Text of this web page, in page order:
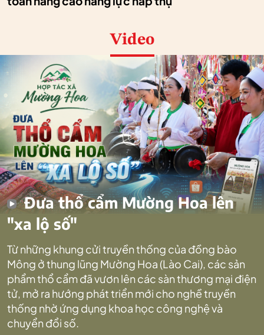
Video
Đưa thổ cẩm Mường Hoa lên
"xa lộ số"
Từ những khung cửi truyền thống của đồng bào
Mông ở thung lũng Mường Hoa (Lào Cai), các sản
phẩm thổ cẩm đã vươn lên các sàn thương mại điện
tử, mở ra hướng phát triển mới cho nghề truyền
thống nhờ ứng dụng khoa học công nghệ và
chuyển đổi số.